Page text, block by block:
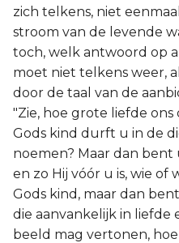
zich telkens, niet
stroom van de levende
toch, welk antwoord op
moet niet telkens weer,
door de taal van de
"Zie, hoe grote liefde
Gods kind durft u in de
noemen? Maar dan
en zo Hij vóór u is, wie of
Gods kind, maar dan
die aanvankelijk in liefde
beeld mag vertonen,